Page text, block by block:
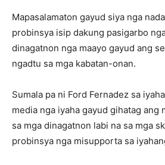
Mapasalamaton gayud siya nga
probinsya isip dakung pasigarbo
dinagatnon nga maayo gayud ang
ngadtu sa mga kabatan-onan.
Sumala pa ni Ford Fernadez sa
media nga iyaha gayud gihatag ang
sa mga dinagatnon labi na sa mga
probinsya nga misupporta sa